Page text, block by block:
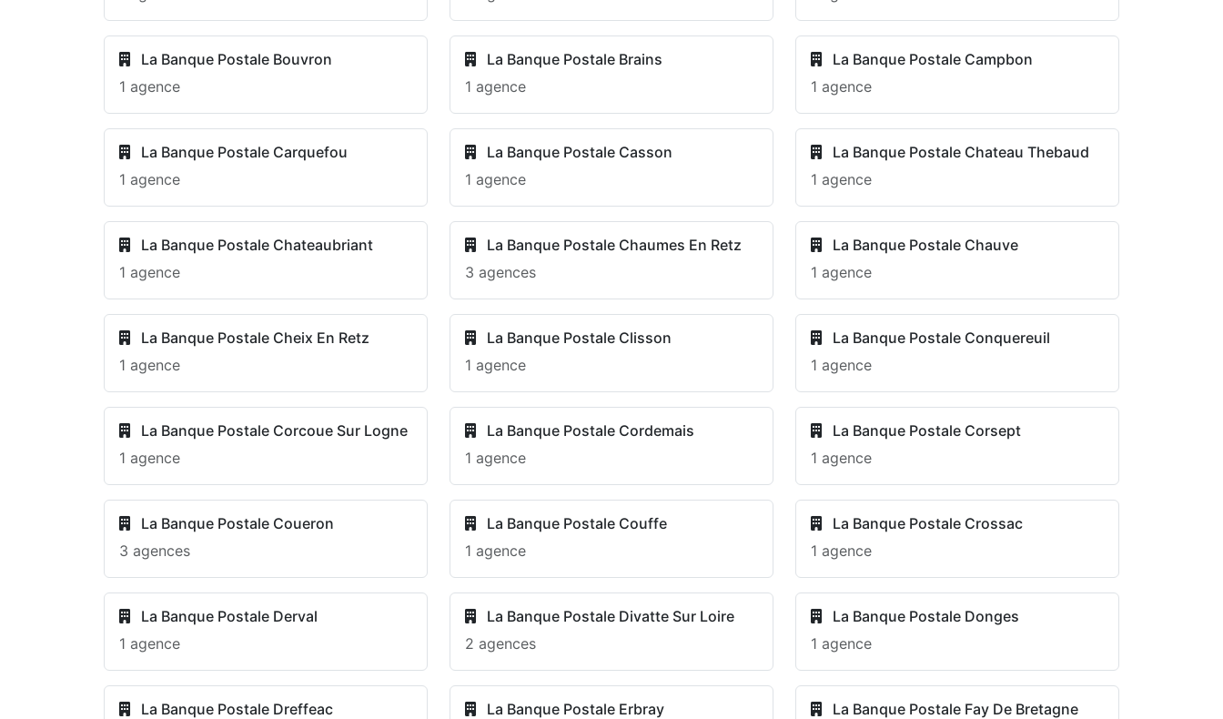
La Banque Postale Bouvron
1 agence
La Banque Postale Brains
1 agence
La Banque Postale Campbon
1 agence
La Banque Postale Carquefou
1 agence
La Banque Postale Casson
1 agence
La Banque Postale Chateau Thebaud
1 agence
La Banque Postale Chateaubriant
1 agence
La Banque Postale Chaumes En Retz
3 agences
La Banque Postale Chauve
1 agence
La Banque Postale Cheix En Retz
1 agence
La Banque Postale Clisson
1 agence
La Banque Postale Conquereuil
1 agence
La Banque Postale Corcoue Sur Logne
1 agence
La Banque Postale Cordemais
1 agence
La Banque Postale Corsept
1 agence
La Banque Postale Coueron
3 agences
La Banque Postale Couffe
1 agence
La Banque Postale Crossac
1 agence
La Banque Postale Derval
1 agence
La Banque Postale Divatte Sur Loire
2 agences
La Banque Postale Donges
1 agence
La Banque Postale Dreffeac
La Banque Postale Erbray
La Banque Postale Fay De Bretagne